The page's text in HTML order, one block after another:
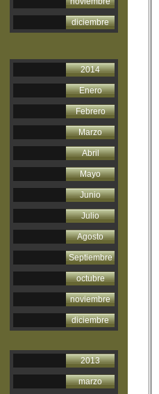
diciembre
2014
Enero
Febrero
Marzo
Abril
Mayo
Junio
Julio
Agosto
Septiembre
octubre
noviembre
diciembre
2013
marzo